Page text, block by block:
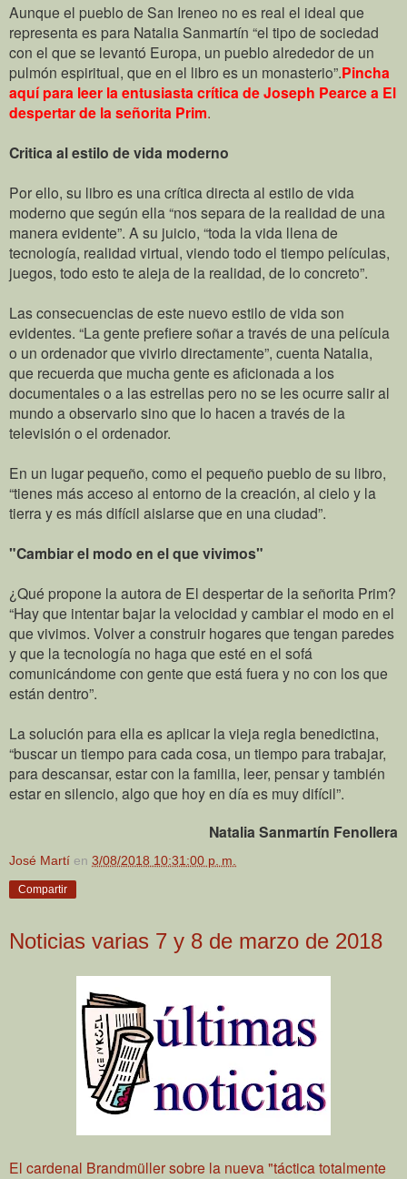
Aunque el pueblo de San Ireneo no es real el ideal que
representa es para Natalia Sanmartín “el tipo de sociedad
con el que se levantó Europa, un pueblo alrededor de un
pulmón espiritual, que en el libro es un monasterio”.Pincha
aquí para leer la entusiasta crítica de Joseph Pearce a El
despertar de la señorita Prim.
Critica al estilo de vida moderno
Por ello, su libro es una crítica directa al estilo de vida
moderno que según ella “nos separa de la realidad de una
manera evidente”. A su juicio, “toda la vida llena de
tecnología, realidad virtual, viendo todo el tiempo películas,
juegos, todo esto te aleja de la realidad, de lo concreto”.
Las consecuencias de este nuevo estilo de vida son
evidentes. “La gente prefiere soñar a través de una película
o un ordenador que vivirlo directamente”, cuenta Natalia,
que recuerda que mucha gente es aficionada a los
documentales o a las estrellas pero no se les ocurre salir al
mundo a observarlo sino que lo hacen a través de la
televisión o el ordenador.
En un lugar pequeño, como el pequeño pueblo de su libro,
“tienes más acceso al entorno de la creación, al cielo y la
tierra y es más difícil aislarse que en una ciudad”.
"Cambiar el modo en el que vivimos"
¿Qué propone la autora de El despertar de la señorita Prim?
“Hay que intentar bajar la velocidad y cambiar el modo en el
que vivimos. Volver a construir hogares que tengan paredes
y que la tecnología no haga que esté en el sofá
comunicándome con gente que está fuera y no con los que
están dentro”.
La solución para ella es aplicar la vieja regla benedictina,
“buscar un tiempo para cada cosa, un tiempo para trabajar,
para descansar, estar con la familia, leer, pensar y también
estar en silencio, algo que hoy en día es muy difícil”.
Natalia Sanmartín Fenollera
José Martí en 3/08/2018 10:31:00 p. m.
Compartir
Noticias varias 7 y 8 de marzo de 2018
El cardenal Brandmüller sobre la nueva "táctica totalmente